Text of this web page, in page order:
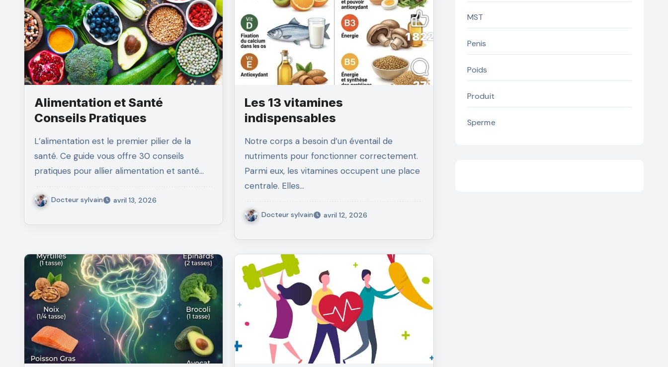
Alimentation et Santé
Conseils Pratiques
L’alimentation est le premier pilier de la
santé. Ce guide vous offre 30 conseils
pratiques pour allier alimentation et santé…
Docteur sylvain avril 13, 2026
Les 13 vitamines
indispensables
Notre corps a besoin d’un éventail de
nutriments pour fonctionner correctement.
Parmi eux, les vitamines occupent une place
centrale. Elles…
Docteur sylvain avril 12, 2026
MST
Penis
Poids
Produit
Sperme